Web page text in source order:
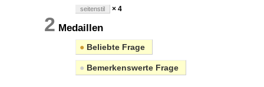
seitenstil × 4
2 Medaillen
● Beliebte Frage
● Bemerkenswerte Frage